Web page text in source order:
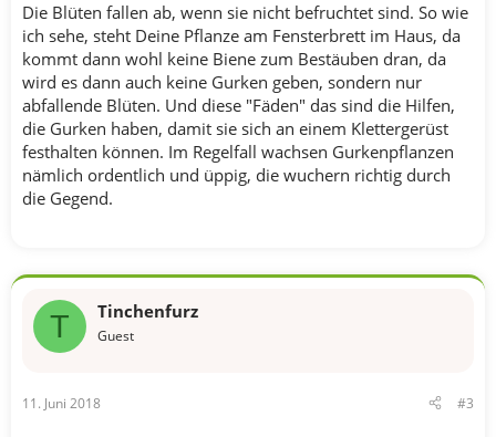
Die Blüten fallen ab, wenn sie nicht befruchtet sind. So wie
ich sehe, steht Deine Pflanze am Fensterbrett im Haus, da
kommt dann wohl keine Biene zum Bestäuben dran, da
wird es dann auch keine Gurken geben, sondern nur
abfallende Blüten. Und diese "Fäden" das sind die Hilfen,
die Gurken haben, damit sie sich an einem Klettergerüst
festhalten können. Im Regelfall wachsen Gurkenpflanzen
nämlich ordentlich und üppig, die wuchern richtig durch
die Gegend.
T Tinchenfurz
Guest
11. Juni 2018 #3